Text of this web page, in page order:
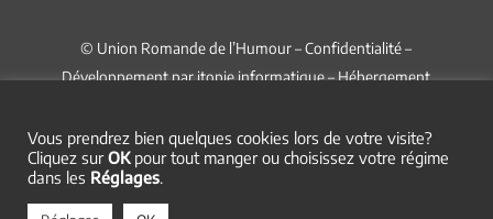
© Union Romande de l’Humour –Confidentialité–
Développement paritopie informatique– Hébergement
Vous prendrez bien quelques cookies lors de votre visite?
Cliquez surOKpour tout manger ou choisissez votre régime
dans les Réglages.